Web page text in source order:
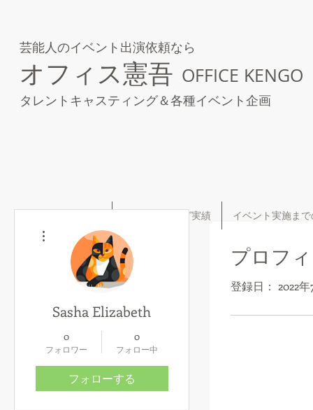
芸能人のイベント出演依頼なら
オフィス憲吾
タレントキャスティング＆各種イベント企画
OFFICE KENGO
プロフ
登録日： 2022年
キャスティング実績 イベント実施ま
Sasha Elizabeth
0
フォロワー
0
フォロー中
フォローする